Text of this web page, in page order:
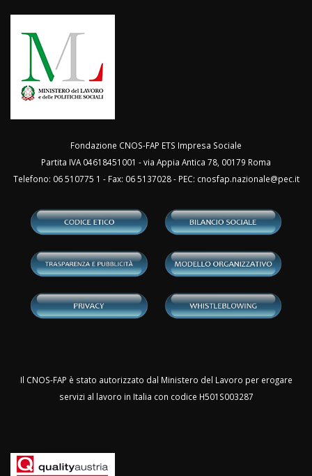
Fondazione CNOS-FAP ETS Impresa Sociale
Partita IVA 04618451001 - via Appia Antica 78, 00179 Roma
Telefono: 06 510775 1 - Fax: 06 5137028 - PEC: cnosfap.nazionale@pec.it
Il CNOS-FAP è stato autorizzato dal Ministero del Lavoro per erogare
servizi al lavoro in Italia con codice H501S003287